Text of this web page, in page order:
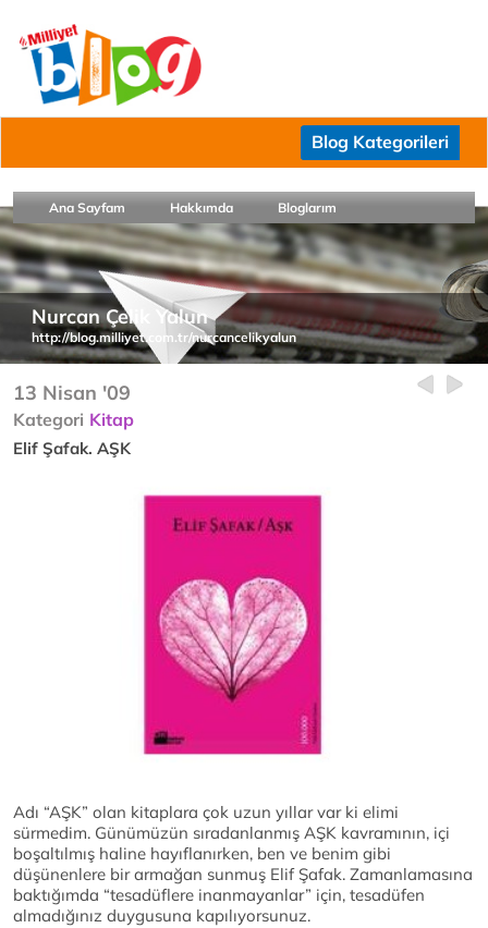
Blog Kategorileri
Ana Sayfam Hakkımda Bloglarım
Nurcan Çelik Yalun
http://blog.milliyet.com.tr/nurcancelikyalun
13 Nisan '09
Kategori Kitap
Elif Şafak. AŞK
Adı “AŞK” olan kitaplara çok uzun yıllar var ki elimi
sürmedim. Günümüzün sıradanlanmış AŞK kavramının, içi
boşaltılmış haline hayıflanırken, ben ve benim gibi
düşünenlere bir armağan sunmuş Elif Şafak. Zamanlamasına
baktığımda “tesadüflere inanmayanlar” için, tesadüfen
almadığınız duygusuna kapılıyorsunuz.